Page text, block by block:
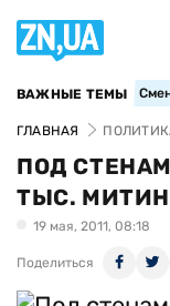
ВАЖНЫЕ ТЕМЫ
ГЛАВНАЯ
ПОД
ТЫС.
19 мая, 2011, 08:18
Поделиться